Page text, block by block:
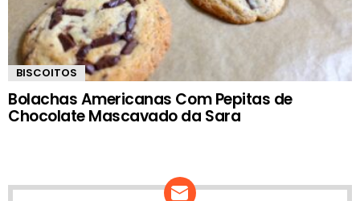
BISCOITOS
Bolachas Americanas Com Pepitas de
Chocolate Mascavado da Sara